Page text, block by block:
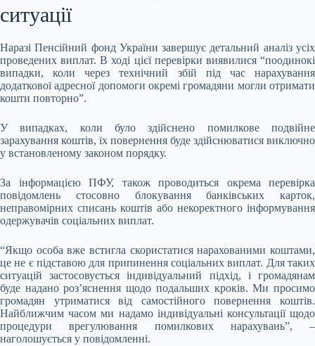
ситуації
Наразі Пенсійний фонд України завершує детальний аналіз усіх
проведених виплат. В ході цієї перевірки виявилися “поодинокі
випадки, коли через технічний збій під час нарахування
додаткової адресної допомоги окремі громадяни могли отримати
кошти повторно”.
У випадках, коли було здійснено помилкове подвійне
зарахування коштів, їх повернення буде здійснюватися виключно
у встановленому законом порядку.
За інформацією ПФУ, також проводиться окрема перевірка
повідомлень стосовно блокування банківських карток,
неправомірних списань коштів або некоректного інформування
одержувачів соціальних виплат.
“Якщо особа вже встигла скористатися нарахованими коштами,
це не є підставою для припинення соціальних виплат. Для таких
ситуацій застосовується індивідуальний підхід, і громадянам
буде надано роз’яснення щодо подальших кроків. Ми просимо
громадян утриматися від самостійного повернення коштів.
Найближчим часом ми надамо індивідуальні консультації щодо
процедури врегулювання помилкових нарахувань”, –
наголошується у повідомленні.